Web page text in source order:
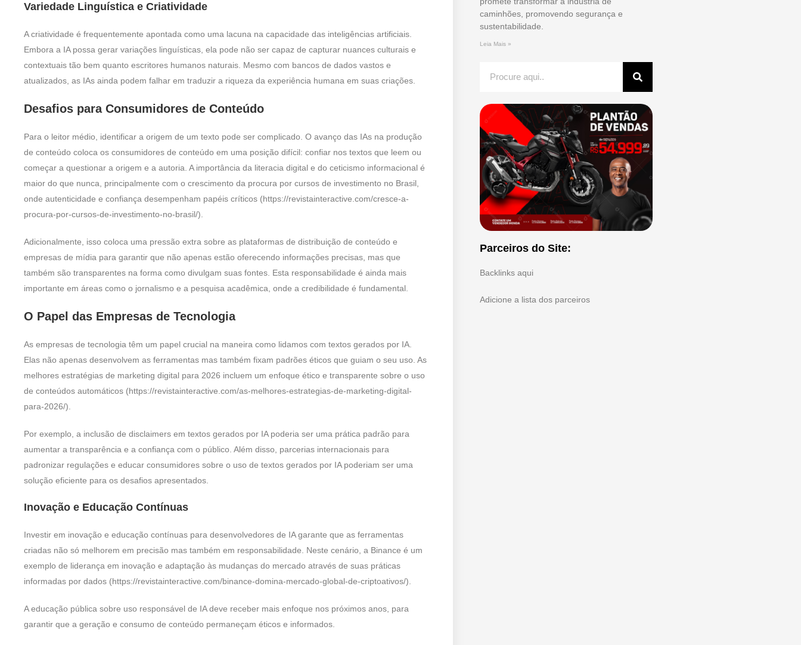
Variedade Linguística e Criatividade
A criatividade é frequentemente apontada como uma lacuna na capacidade das inteligências artificiais.
Embora a IA possa gerar variações linguísticas, ela pode não ser capaz de capturar nuances culturais e
contextuais tão bem quanto escritores humanos naturais. Mesmo com bancos de dados vastos e
atualizados, as IAs ainda podem falhar em traduzir a riqueza da experiência humana em suas criações.
Desafios para Consumidores de Conteúdo
Para o leitor médio, identificar a origem de um texto pode ser complicado. O avanço das IAs na produção
de conteúdo coloca os consumidores de conteúdo em uma posição difícil: confiar nos textos que leem ou
começar a questionar a origem e a autoria. A importância da literacia digital e do ceticismo informacional é
maior do que nunca, principalmente com o crescimento da procura por cursos de investimento no Brasil,
onde autenticidade e confiança desempenham papéis críticos (https://revistainteractive.com/cresce-a-
procura-por-cursos-de-investimento-no-brasil/).
Adicionalmente, isso coloca uma pressão extra sobre as plataformas de distribuição de conteúdo e
empresas de mídia para garantir que não apenas estão oferecendo informações precisas, mas que
também são transparentes na forma como divulgam suas fontes. Esta responsabilidade é ainda mais
importante em áreas como o jornalismo e a pesquisa acadêmica, onde a credibilidade é fundamental.
O Papel das Empresas de Tecnologia
As empresas de tecnologia têm um papel crucial na maneira como lidamos com textos gerados por IA.
Elas não apenas desenvolvem as ferramentas mas também fixam padrões éticos que guiam o seu uso. As
melhores estratégias de marketing digital para 2026 incluem um enfoque ético e transparente sobre o uso
de conteúdos automáticos (https://revistainteractive.com/as-melhores-estrategias-de-marketing-digital-
para-2026/).
Por exemplo, a inclusão de disclaimers em textos gerados por IA poderia ser uma prática padrão para
aumentar a transparência e a confiança com o público. Além disso, parcerias internacionais para
padronizar regulações e educar consumidores sobre o uso de textos gerados por IA poderiam ser uma
solução eficiente para os desafios apresentados.
Inovação e Educação Contínuas
Investir em inovação e educação contínuas para desenvolvedores de IA garante que as ferramentas
criadas não só melhorem em precisão mas também em responsabilidade. Neste cenário, a Binance é um
exemplo de liderança em inovação e adaptação às mudanças do mercado através de suas práticas
informadas por dados (https://revistainteractive.com/binance-domina-mercado-global-de-criptoativos/).
A educação pública sobre uso responsável de IA deve receber mais enfoque nos próximos anos, para
garantir que a geração e consumo de conteúdo permaneçam éticos e informados.
caminhões, promovendo segurança e
sustentabilidade.
Leia Mais »
Parceiros do Site:
Backlinks aqui
Adicione a lista dos parceiros